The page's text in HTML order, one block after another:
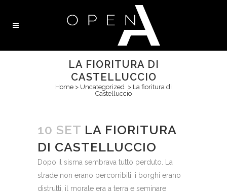
LA FIORITURA DI
CASTELLUCCIO
Home > Uncategorized > La fioritura di
Castelluccio
10 SET LA FIORITURA
DI CASTELLUCCIO
Dopo il sisma sembrava tutto perduto. La
strade non erano percorribili, i borghi erano
distrutti, il morale era a terra e seminare